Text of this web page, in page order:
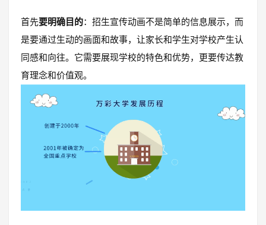
首先要明确目的：招生宣传动画不是简单的信息展示，而
是要通过生动的画面和故事，让家长和学生对学校产生认
同感和向往。它需要展现学校的特色和优势，更要传达教
育理念和价值观。